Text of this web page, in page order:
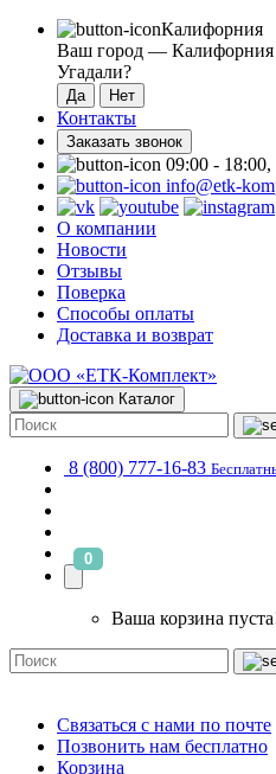
Калифорния
Ваш город — Калифорния
Угадали?
Контакты
Заказать звонок
09:00 -
info@etk-
О компании
Новости
Отзывы
Поверка
Способы оплаты
Доставка и возврат
Каталог
8 (800) 777-16-83
0
Ваша корзина
Связаться с нами по почте
Позвонить нам бесплатно
Корзина